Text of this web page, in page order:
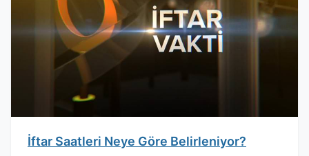
İftar Saatleri Neye Göre Belirleniyor?